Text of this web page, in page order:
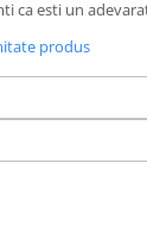
ca esti un
produs